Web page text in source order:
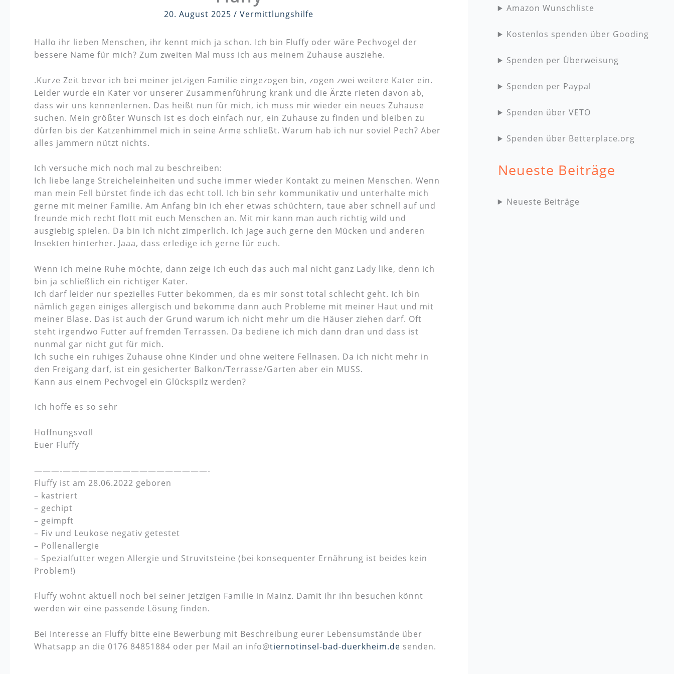
20. August 2025/Vermittlungshilfe
Hallo ihr lieben Menschen, ihr kennt mich ja schon. Ich bin Fluffy oder wäre Pechvogel der
bessere Name für mich? Zum zweiten Mal muss ich aus meinem Zuhause ausziehe.
.Kurze Zeit bevor ich bei meiner jetzigen Familie eingezogen bin, zogen zwei weitere Kater ein.
Leider wurde ein Kater vor unserer Zusammenführung krank und die Ärzte rieten davon ab,
dass wir uns kennenlernen. Das heißt nun für mich, ich muss mir wieder ein neues Zuhause
suchen. Mein größter Wunsch ist es doch einfach nur, ein Zuhause zu finden und bleiben zu
dürfen bis der Katzenhimmel mich in seine Arme schließt. Warum hab ich nur soviel Pech? Aber
alles jammern nützt nichts.
Ich versuche mich noch mal zu beschreiben:
Ich liebe lange Streicheleinheiten und suche immer wieder Kontakt zu meinen Menschen. Wenn
man mein Fell bürstet finde ich das echt toll. Ich bin sehr kommunikativ und unterhalte mich
gerne mit meiner Familie. Am Anfang bin ich eher etwas schüchtern, taue aber schnell auf und
freunde mich recht flott mit euch Menschen an. Mit mir kann man auch richtig wild und
ausgiebig spielen. Da bin ich nicht zimperlich. Ich jage auch gerne den Mücken und anderen
Insekten hinterher. Jaaa, dass erledige ich gerne für euch.
Wenn ich meine Ruhe möchte, dann zeige ich euch das auch mal nicht ganz Lady like, denn ich
bin ja schließlich ein richtiger Kater.
Ich darf leider nur spezielles Futter bekommen, da es mir sonst total schlecht geht. Ich bin
nämlich gegen einiges allergisch und bekomme dann auch Probleme mit meiner Haut und mit
meiner Blase. Das ist auch der Grund warum ich nicht mehr um die Häuser ziehen darf. Oft
steht irgendwo Futter auf fremden Terrassen. Da bediene ich mich dann dran und dass ist
nunmal gar nicht gut für mich.
Ich suche ein ruhiges Zuhause ohne Kinder und ohne weitere Fellnasen. Da ich nicht mehr in
den Freigang darf, ist ein gesicherter Balkon/Terrasse/Garten aber ein MUSS.
Kann aus einem Pechvogel ein Glückspilz werden?
️Ich hoffe es so sehr
Hoffnungsvoll
Euer Fluffy
———‐—————————————————-
Fluffy ist am 28.06.2022 geboren
– kastriert
– gechipt
– geimpft
– Fiv und Leukose negativ getestet
– Pollenallergie
– Spezialfutter wegen Allergie und Struvitsteine (bei konsequenter Ernährung ist beides kein
Problem!)
Fluffy wohnt aktuell noch bei seiner jetzigen Familie in Mainz. Damit ihr ihn besuchen könnt
werden wir eine passende Lösung finden.
Bei Interesse an Fluffy bitte eine Bewerbung mit Beschreibung eurer Lebensumstände über
Whatsapp an die 0176 84851884 oder per Mail an info@tiernotinsel-bad-duerkheim.de senden.
Amazon Wunschliste
Kostenlos spenden über Gooding
Spenden per Überweisung
Spenden per Paypal
Spenden über VETO
Spenden über Betterplace.org
Neueste Beiträge
Neueste Beiträge